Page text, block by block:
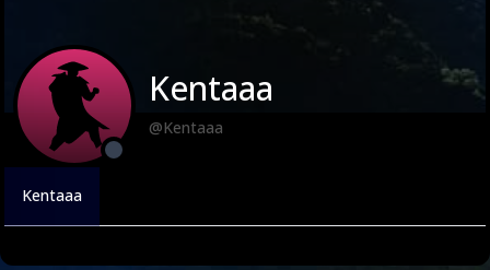
Kentaaa
@Kentaaa
Kentaaa